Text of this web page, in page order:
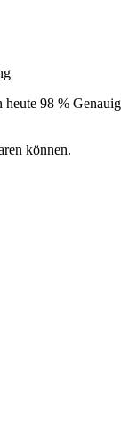
98 %
können.